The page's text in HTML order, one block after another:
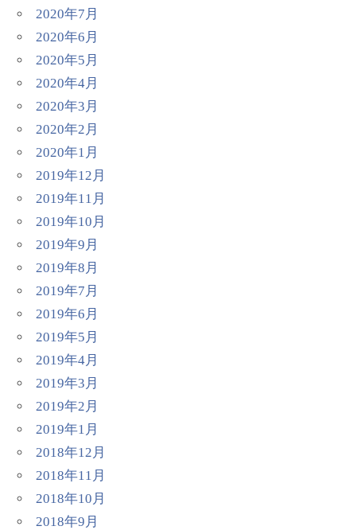
2020年7月
2020年6月
2020年5月
2020年4月
2020年3月
2020年2月
2020年1月
2019年12月
2019年11月
2019年10月
2019年9月
2019年8月
2019年7月
2019年6月
2019年5月
2019年4月
2019年3月
2019年2月
2019年1月
2018年12月
2018年11月
2018年10月
2018年9月